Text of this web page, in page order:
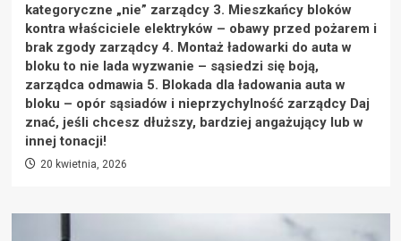
kategoryczne „nie” zarządcy 3. Mieszkańcy bloków
kontra właściciele elektryków – obawy przed pożarem i
brak zgody zarządcy 4. Montaż ładowarki do auta w
bloku to nie lada wyzwanie – sąsiedzi się boją,
zarządca odmawia 5. Blokada dla ładowania auta w
bloku – opór sąsiadów i nieprzychylność zarządcy Daj
znać, jeśli chcesz dłuższy, bardziej angażujący lub w
innej tonacji!
20 kwietnia, 2026